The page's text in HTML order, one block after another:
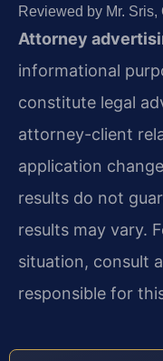
Reviewed by Mr.
Attorney
informational
constitute legal
attorney-client
application
results do not
results may vary.
situation, consult
responsible for